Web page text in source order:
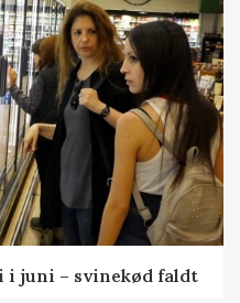
i juni – svinekød faldt